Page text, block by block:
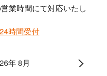
業時間にて対応いたし
時間受付
年 8月